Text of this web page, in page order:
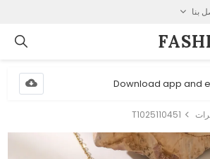
بنا
Download app and
T1025110451